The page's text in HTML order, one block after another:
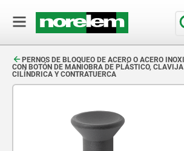
PERNOS DE BLOQUEO DE ACERO O ACERO
CON BOTÓN DE MANIOBRA DE PLÁSTICO, CLAVIJA
CILÍNDRICA Y CONTRATUERCA